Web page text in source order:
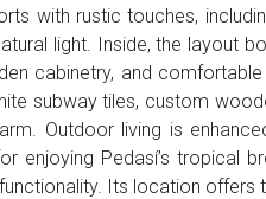
with rustic touches,
light. Inside, the layout
cabinetry, and
subway tiles, custom
Outdoor living is
enjoying Pedasí’s tropical
Its location offers